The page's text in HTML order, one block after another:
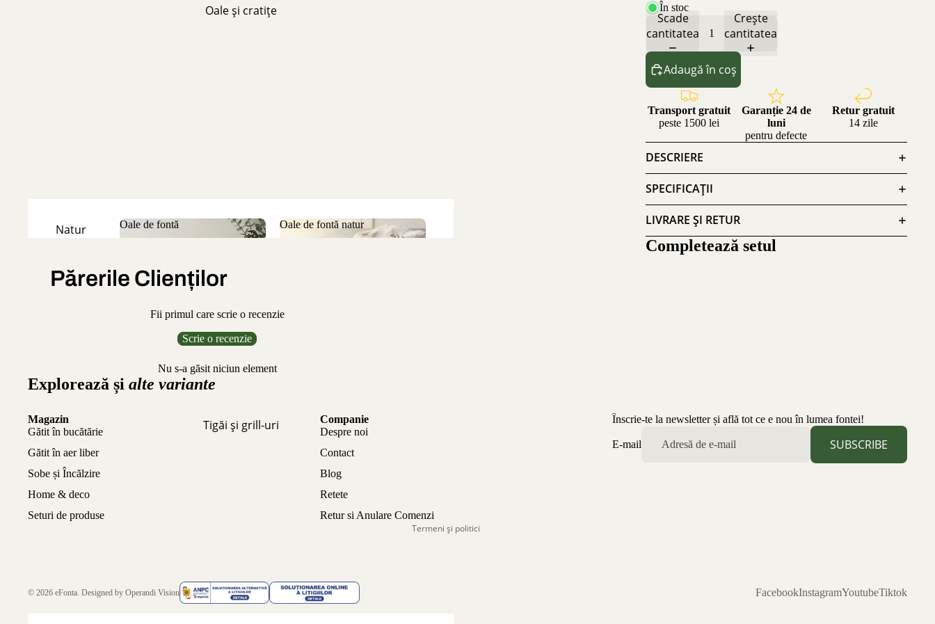
Oale și cratițe
Natur
Oale de fontă
Oale de fontă natur
Tigăi și grill-uri
În stoc
Scade
cantitatea
Crește
cantitatea
Adaugă în coș
Transport gratuit
peste 1500 lei
Garanție 24 de
luni
pentru defecte
Retur gratuit
14 zile
DESCRIERE
SPECIFICAȚII
LIVRARE ȘI RETUR
Completează setul
Părerile Clienților
Fii primul care scrie o recenzie
Scrie o recenzie
Nu s-a găsit niciun element
Explorează și alte variante
Magazin
Gătit în bucătărie
Gătit în aer liber
Sobe și Încălzire
Home & deco
Seturi de produse
Companie
Despre noi
Contact
Blog
Retete
Retur si Anulare Comenzi
Înscrie-te la newsletter și află tot ce e nou în lumea fontei!
E-mail SUBSCRIBE
© 2026 eFonta. Designed by Operandi Vision
Termeni și politici
FacebookInstagramYoutubeTiktok